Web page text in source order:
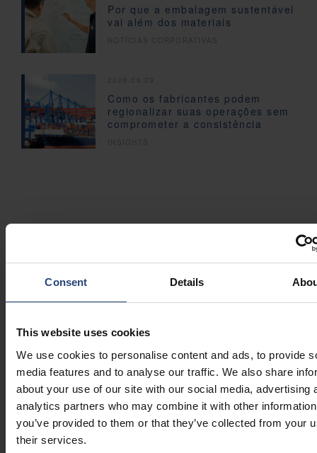
Consent Details
This website uses cookies
We use cookies to personalise content and ads, to provide
media features and to analyse our traffic. We also share
about your use of our site with our social media, advertising
analytics partners who may combine it with other
you’ve provided to them or that they’ve collected from your
their services.
Por que a embalagem sustentável
vai além dos materiais
Como os fabricantes podem
regionalizar suas operações sem
comprometer a consistência
nossas atualizações de
notícias
PRIMEIRO NOME